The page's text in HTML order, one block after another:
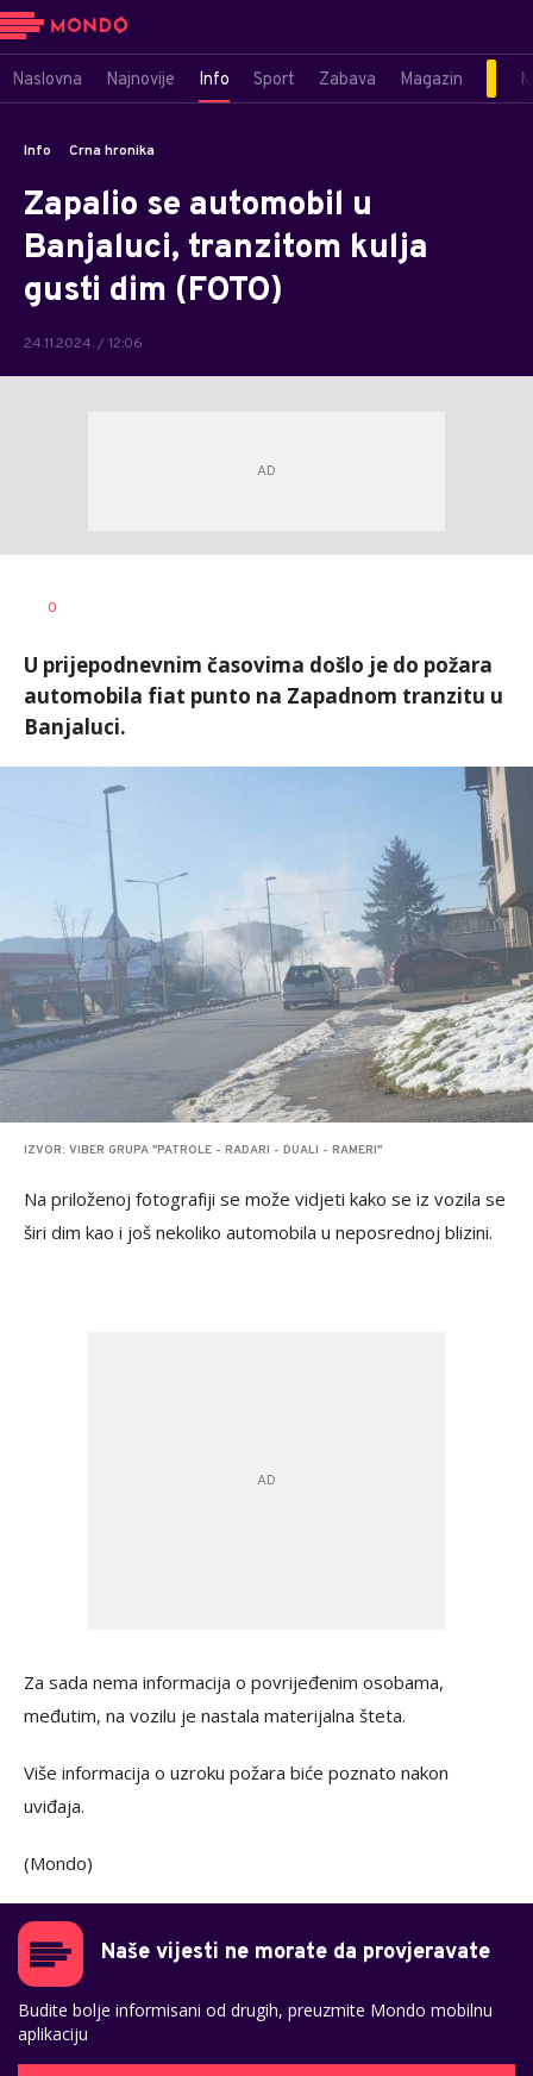
Naslovna Najnovije Info Sport Zabava Magazin
Info Crna hronika
Zapalio se automobil u
Banjaluci, tranzitom kulja
gusti dim (FOTO)
24.11.2024. / 12:06
AUTOR
0
U prijepodnevnim časovima došlo je do požara
automobila fiat punto na Zapadnom tranzitu u
Banjaluci.
IZVOR: VIBER GRUPA "PATROLE - RADARI - DUALI - RAMERI"
Na priloženoj fotografiji se može vidjeti kako se iz vozila se
širi dim kao i još nekoliko automobila u neposrednoj blizini.
Za sada nema informacija o povrijeđenim osobama,
međutim, na vozilu je nastala materijalna šteta.
Više informacija o uzroku požara biće poznato nakon
uviđaja.
(Mondo)
Naše vijesti ne morate da provjeravate
Budite bolje informisani od drugih, preuzmite Mondo mobilnu
aplikaciju